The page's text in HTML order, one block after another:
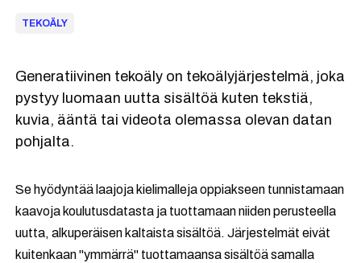
TEKOÄLY
Generatiivinen tekoäly on tekoälyjärjestelmä, joka
pystyy luomaan uutta sisältöä kuten tekstiä,
kuvia, ääntä tai videota olemassa olevan datan
pohjalta.
Se hyödyntää laajoja kielimalleja oppiakseen tunnistamaan
kaavoja koulutusdatasta ja tuottamaan niiden perusteella
uutta, alkuperäisen kaltaista sisältöä. Järjestelmät eivät
kuitenkaan "ymmärrä" tuottamaansa sisältöä samalla